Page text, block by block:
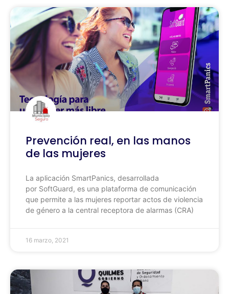
Prevención real, en las manos
de las mujeres
La aplicación SmartPanics, desarrollada
por SoftGuard, es una plataforma de comunicación
que permite a las mujeres reportar actos de violencia
de género a la central receptora de alarmas (CRA)
16 marzo, 2021